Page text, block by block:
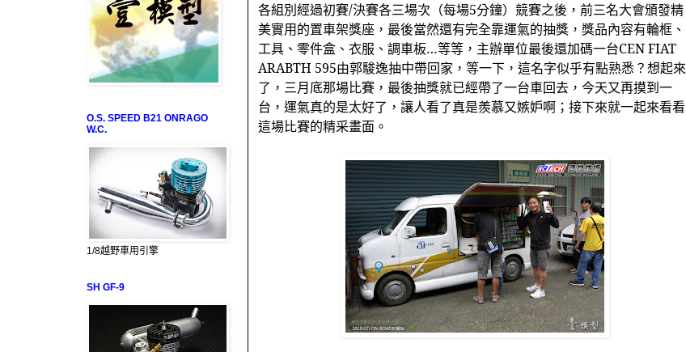
各組別經過初賽/決賽各三場次（每場5分鐘）競賽之後，前三名大會頒發精
美實用的置車架獎座，最後當然還有完全靠運氣的抽獎，獎品內容有輪框、
工具、零件盒、衣服、調車板…等等，主辦單位最後還加碼一台CEN FIAT
ARABTH 595由郭駿逸抽中帶回家，等一下，這名字似乎有點熟悉？想起來
了，三月底那場比賽，最後抽獎就已經帶了一台車回去，今天又再摸到一
台，運氣真的是太好了，讓人看了真是羨慕又嫉妒啊；接下來就一起來看看
這場比賽的精采畫面。
O.S. SPEED B21 ONRAGO
W.C.
1/8越野車用引擎
SH GF-9